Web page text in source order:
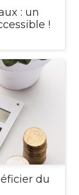
: un
!
du